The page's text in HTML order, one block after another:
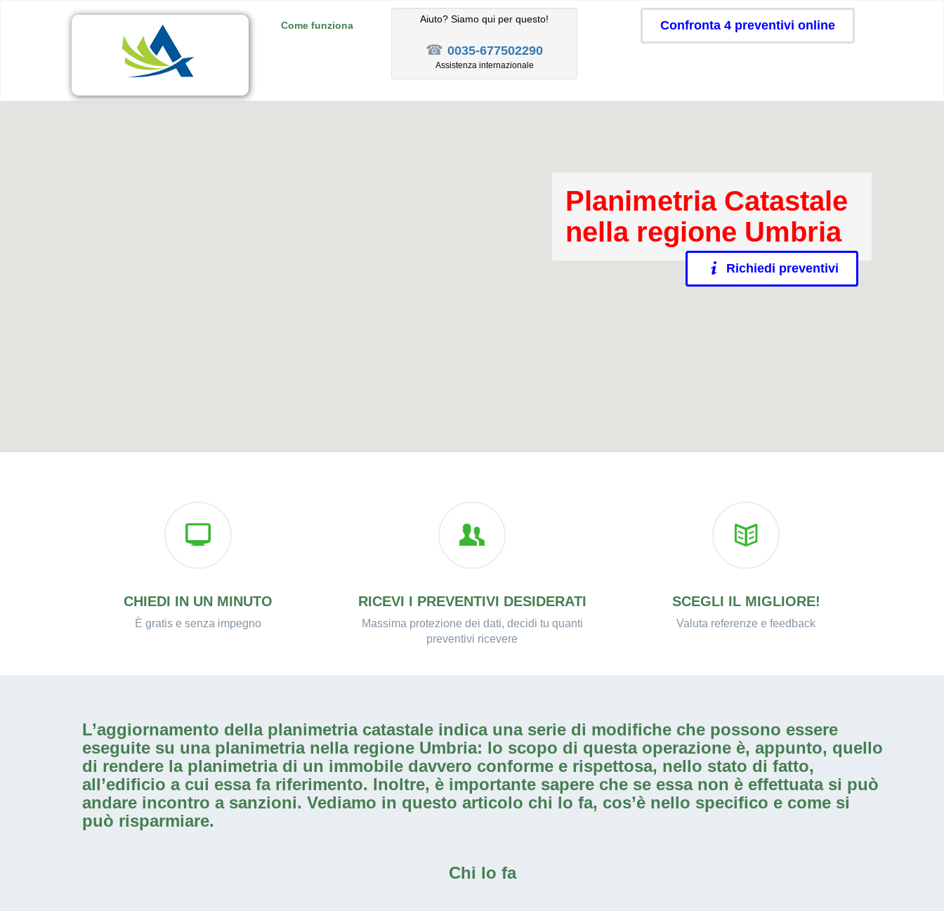
Come funziona
Aiuto? Siamo qui per questo!
☎ 0035-677502290
Assistenza internazionale
Confronta 4 preventivi online
Planimetria Catastale
nella regione Umbria
Richiedi preventivi
CHIEDI IN UN MINUTO
È gratis e senza impegno
RICEVI I PREVENTIVI DESIDERATI
Massima protezione dei dati, decidi tu quanti
preventivi ricevere
SCEGLI IL MIGLIORE!
Valuta referenze e feedback
L’aggiornamento della planimetria catastale indica una serie di modifiche che possono essere
eseguite su una planimetria nella regione Umbria: lo scopo di questa operazione è, appunto, quello
di rendere la planimetria di un immobile davvero conforme e rispettosa, nello stato di fatto,
all’edificio a cui essa fa riferimento. Inoltre, è importante sapere che se essa non è effettuata si può
andare incontro a sanzioni. Vediamo in questo articolo chi lo fa, cos’è nello specifico e come si
può risparmiare.
Chi lo fa